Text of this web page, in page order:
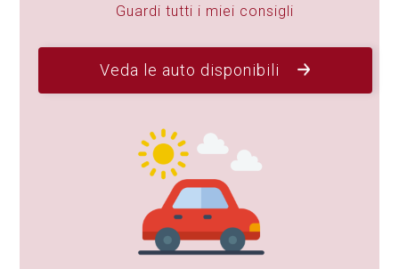
Guardi tutti i miei consigli
Veda le auto disponibili